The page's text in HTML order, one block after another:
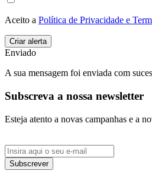
Aceito a Política de Privacidade e
Enviado
A sua mensagem foi enviada com
Subscreva a nossa newsletter
Esteja atento a novas campanhas e a